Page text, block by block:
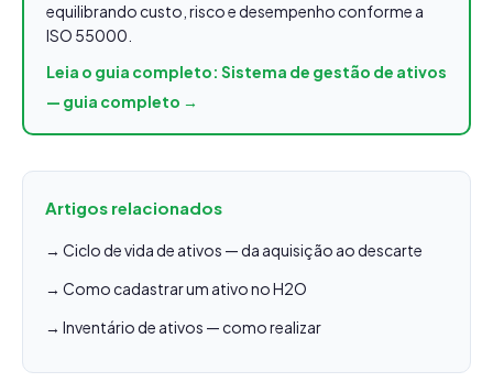
equilibrando custo, risco e desempenho conforme a
ISO 55000.
Leia o guia completo: Sistema de gestão de ativos
— guia completo →
Artigos relacionados
→ Ciclo de vida de ativos — da aquisição ao descarte
→ Como cadastrar um ativo no H2O
→ Inventário de ativos — como realizar